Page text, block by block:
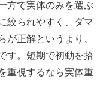
方で実体のみを選ぶ
絞られやすく、ダマ
が正解というより、
す。短期で初動を拾
重視するなら実体重